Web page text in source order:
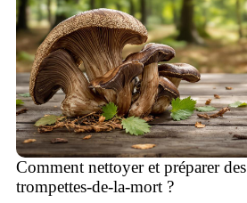
Comment nettoyer et préparer des
trompettes-de-la-mort ?